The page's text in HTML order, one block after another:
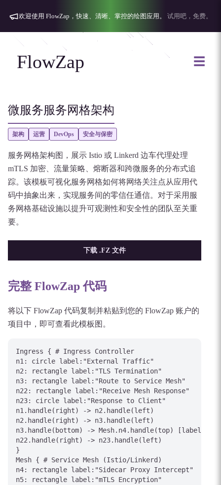
欢迎使用 FlowZap，快速、清晰、掌控的绘图应用。 试用吧，免费。
FlowZap ☰
微服务服务网格架构
架构 运营 DevOps 安全与保密
服务网格架构图，展示 Istio 或 Linkerd 边车代理处理
mTLS 加密、流量策略、熔断器和跨微服务的分布式追
踪。该模板可视化服务网格如何将网络关注点从应用代
码中抽象出来，实现服务间的零信任通信。对于采用服
务网格基础设施以提升可观测性和安全性的团队至关重
要。
下载 .FZ 文件
完整 FlowZap 代码
将以下 FlowZap 代码复制并粘贴到您的 FlowZap 账户的
项目中，即可查看此模板图。
Ingress { # Ingress Controller
n1: circle label:"External Traffic"
n2: rectangle label:"TLS Termination"
n3: rectangle label:"Route to Service Mesh"
n22: rectangle label:"Receive Mesh Response"
n23: circle label:"Response to Client"
n1.handle(right) -> n2.handle(left)
n2.handle(right) -> n3.handle(left)
n3.handle(bottom) -> Mesh.n4.handle(top)
n22.handle(right) -> n23.handle(left)
}
Mesh { # Service Mesh (Istio/Linkerd)
n4: rectangle label:"Sidecar Proxy Intercept"
n5: rectangle label:"mTLS Encryption"